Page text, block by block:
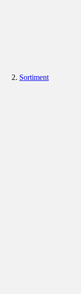
Sortiment